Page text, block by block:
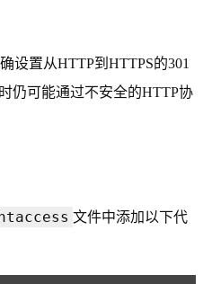
设置从HTTP到HTTPS的301
仍可能通过不安全的HTTP协
文件中添加以下代